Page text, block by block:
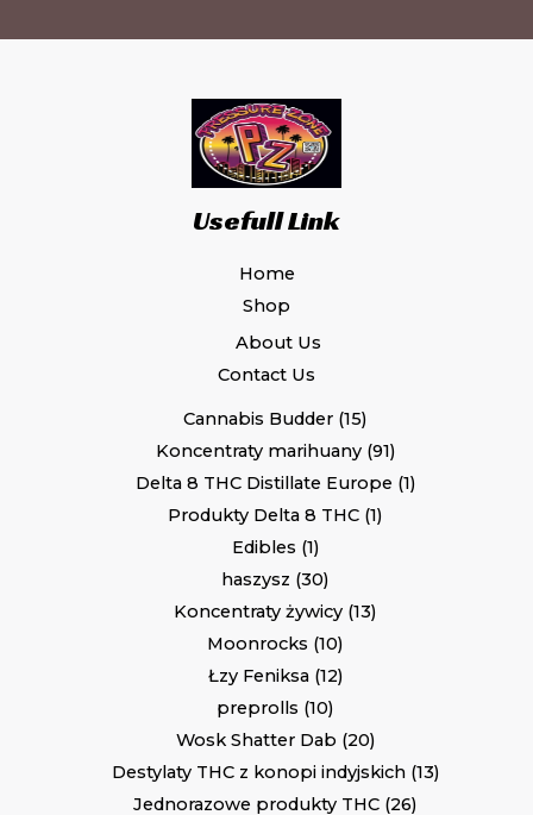
Usefull Link
Home
Shop
About Us
Contact Us
Cannabis Budder 15
Koncentraty marihuany 91
Delta 8 THC Distillate Europe 1
Produkty Delta 8 THC 1
Edibles 1
haszysz 30
Koncentraty żywicy 13
Moonrocks 10
Łzy Feniksa 12
preprolls 10
Wosk Shatter Dab 20
Destylaty THC z konopi indyjskich 13
Jednorazowe produkty THC 26